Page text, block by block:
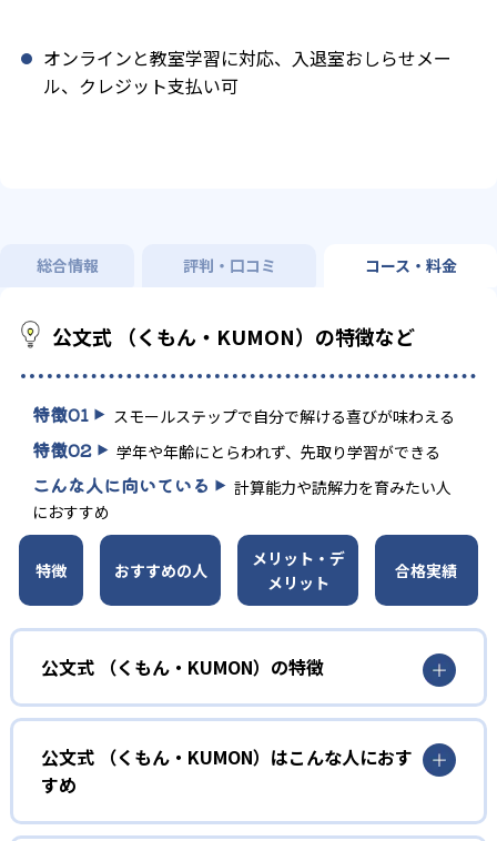
オンラインと教室学習に対応、入退室おしらせメー
ル、クレジット支払い可
総合情報 評判・口コミ コース・料金
公文式 （くもん・KUMON）の特徴など
特徴01 スモールステップで自分で解ける喜びが味わえる
特徴02 学年や年齢にとらわれず、先取り学習ができる
こんな人に向いている
計算能力や読解力を育みたい人
におすすめ
特徴 おすすめの人
メリット・デ
メリット
合格実績
公文式 （くもん・KUMON）の特徴
01
無学年式の学力別学習
KUMONでは、年齢や学年にとらわれずに、一人ひとりの学
力に応じたレベルから学習を始めている。
確実に100点が取れるレベルから少しずつ難易度を上げてい
公文式 （くもん・KUMON）はこんな人におす
すめ
幼児